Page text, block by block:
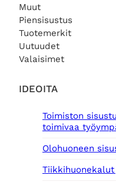
Muut
Piensisustus
Tuotemerkit
Uutuudet
Valaisimet
IDEOITA
Toimiston
toimivaa
Olohuoneen